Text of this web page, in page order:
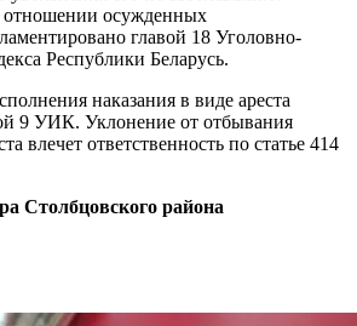
отношении осужденных
главой 18 Уголовно-
Республики Беларусь.
наказания в виде ареста
9 УИК. Уклонение от отбывания
влечет ответственность по статье 414
Столбцовского района